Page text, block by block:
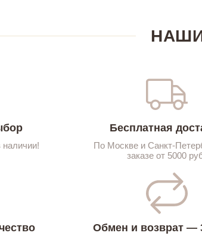
наличии!
Бесплатная
По Москве и Санкт-
заказе от 5000
Обмен и возврат —